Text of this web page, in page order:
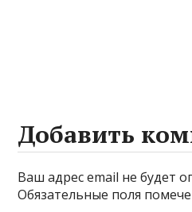
Добавить
Ваш адрес email не будет
Обязательные поля